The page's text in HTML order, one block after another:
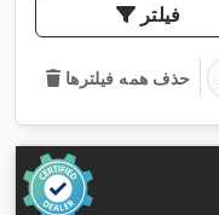
فیلتر
حذف همه فیلترها